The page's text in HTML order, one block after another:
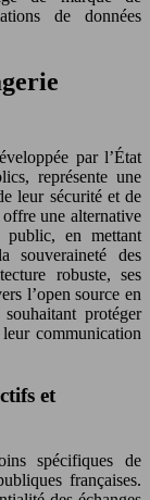
de données
par l’État
représente une
leur sécurité et de
une alternative
public, en mettant
souveraineté des
robuste, ses
l’open source en
protéger
communication
et
spécifiques de
françaises.